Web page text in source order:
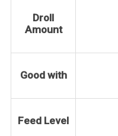
Droll
Amount
Good with
Feed Level